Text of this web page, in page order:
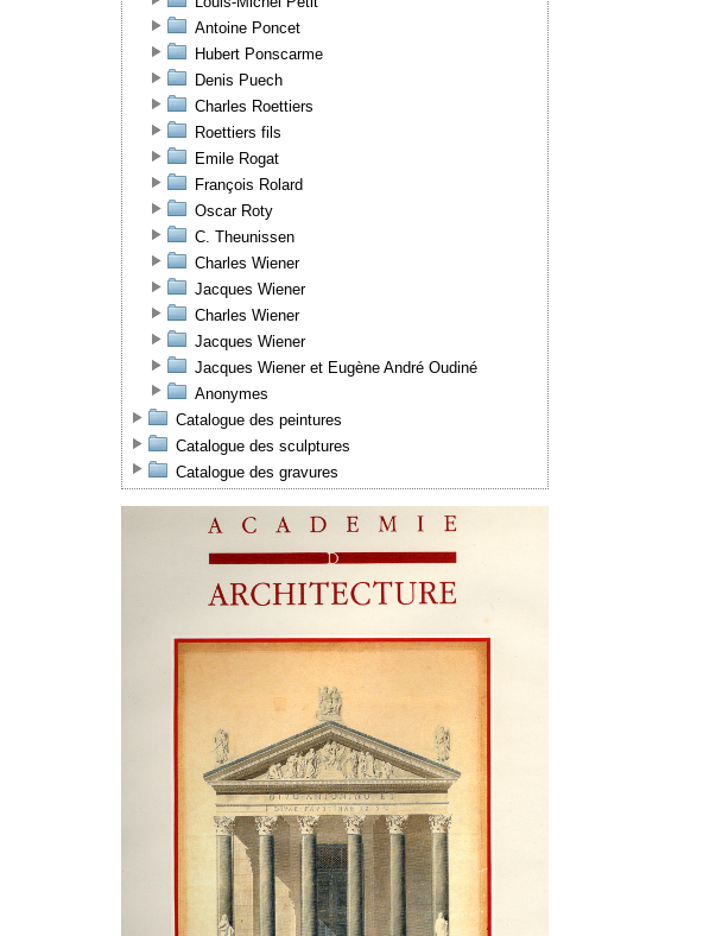
Antoine Poncet
Hubert Ponscarme
Denis Puech
Charles Roettiers
Roettiers fils
Emile Rogat
François Rolard
Oscar Roty
C. Theunissen
Charles Wiener
Jacques Wiener
Charles Wiener
Jacques Wiener
Jacques Wiener et Eugène André Oudiné
Anonymes
Catalogue des peintures
Catalogue des sculptures
Catalogue des gravures